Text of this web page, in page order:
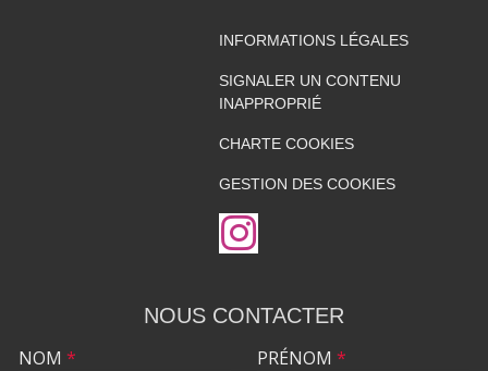
INFORMATIONS LÉGALES
SIGNALER UN CONTENU
INAPPROPRIÉ
CHARTE COOKIES
GESTION DES COOKIES
NOUS CONTACTER
NOM * PRÉNOM *